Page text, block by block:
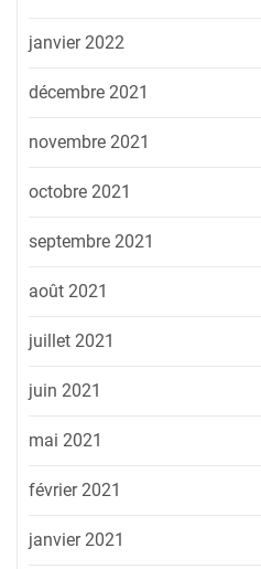
janvier 2022
décembre 2021
novembre 2021
octobre 2021
septembre 2021
août 2021
juillet 2021
juin 2021
mai 2021
février 2021
janvier 2021